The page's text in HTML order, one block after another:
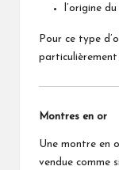
l’origine
Pour ce type
Montres en or
Une montre en
vendue comme